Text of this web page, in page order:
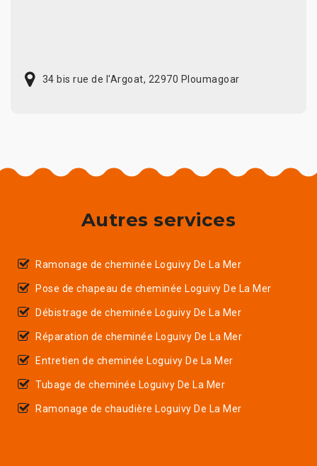
34 bis rue de l'Argoat, 22970 Ploumagoar
Autres services
Ramonage de cheminée Loguivy De La Mer
Pose de chapeau de cheminée Loguivy De La Mer
Débistrage de cheminée Loguivy De La Mer
Réparation de cheminée Loguivy De La Mer
Entretien de cheminée Loguivy De La Mer
Tubage de cheminée Loguivy De La Mer
Ramonage de chaudière Loguivy De La Mer